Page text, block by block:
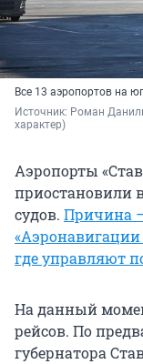
Все 13 аэропортов на
Источник: Роман
характер)
Аэропорты
приостановили
судов. Причина
«Аэронавигации
где управляют
На данный
рейсов. По
губернатора